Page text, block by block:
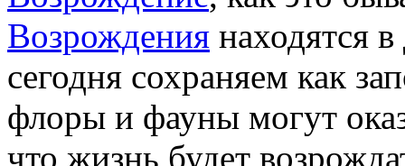
Возрождения находятся
сегодня сохраняем как
флоры и фауны могут
что жизнь будет